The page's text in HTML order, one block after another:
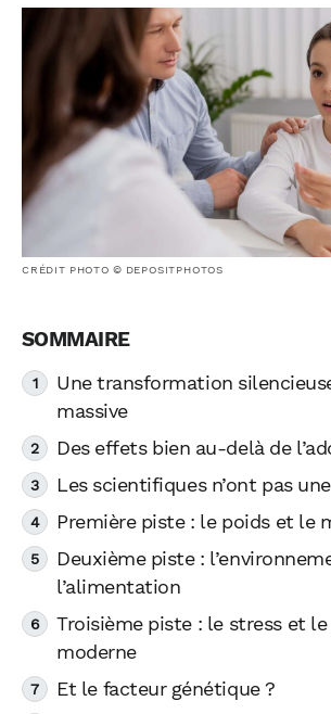
CRÉDIT PHOTO © DEPOSITPHOTOS
Une transformation
massive
Des effets bien au-delà de
Les scientifiques n’ont pas
Première piste : le poids et le
Deuxième piste :
l’alimentation
Troisième piste : le stress et
moderne
Et le facteur génétique ?